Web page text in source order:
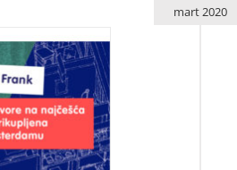
mart 2020
centra“